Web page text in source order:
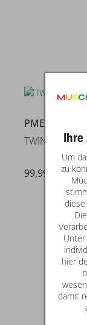
PME LEGEND
99,99 €
Ihre
Um
zu
Unter
hier
damit